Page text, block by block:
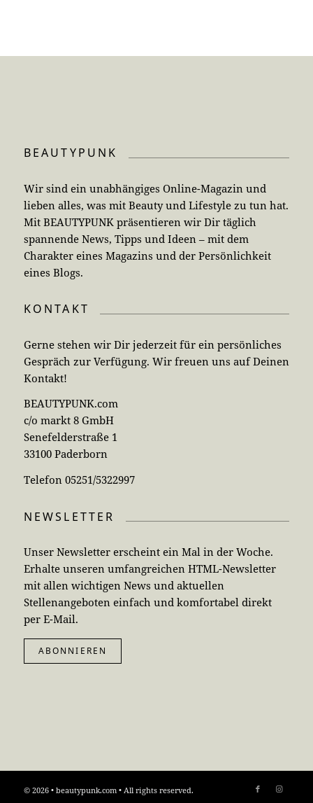
BEAUTYPUNK
Wir sind ein unabhängiges Online-Magazin und
lieben alles, was mit Beauty und Lifestyle zu tun hat.
Mit BEAUTYPUNK präsentieren wir Dir täglich
spannende News, Tipps und Ideen – mit dem
Charakter eines Magazins und der Persönlichkeit
eines Blogs.
KONTAKT
Gerne stehen wir Dir jederzeit für ein persönliches
Gespräch zur Verfügung. Wir freuen uns auf Deinen
Kontakt!
BEAUTYPUNK.com
c/o markt 8 GmbH
Senefelderstraße 1
33100 Paderborn
Telefon 05251/5322997
NEWSLETTER
Unser Newsletter erscheint ein Mal in der Woche.
Erhalte unseren umfangreichen HTML-Newsletter
mit allen wichtigen News und aktuellen
Stellenangeboten einfach und komfortabel direkt
per E-Mail.
ABONNIEREN
© 2026 • beautypunk.com • All rights reserved.